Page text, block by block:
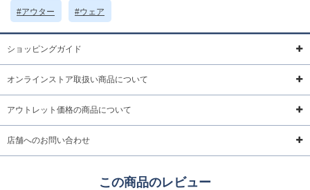
ｰｰｰｰｰｰｰｰｰｰｰｰｰｰｰｰｰｰ
※本品に付いているご注意書きをお読みの上ご使用ください。
※実物の色味に近づけて撮影していますが、ご使用の端末やモニター環境に
より、実際の色味と異なって見える場合がございます。
サイズ詳細 (cm)約
着丈64 肩幅57 身幅61 袖丈51
素材・原材料 ポリエステル
サイズについて
#アウター #ウェア
ショッピングガイド
オンラインストア取扱い商品について
アウトレット価格の商品について
店舗へのお問い合わせ
この商品のレビュー